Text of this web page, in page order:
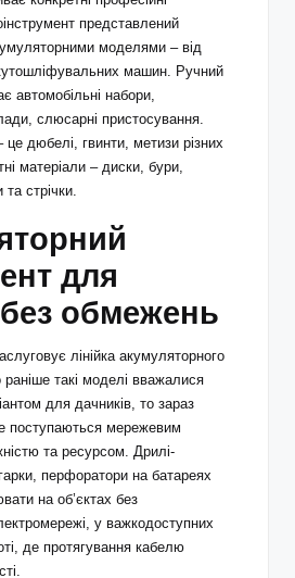
представлений
моделями – від
машин. Ручний
автомобільні набори,
слюсарні пристосування.
це дюбелі, гвинти, метизи різних
матеріали – диски, бури,
стрічки.
для
обмежень
лінійка акумуляторного
такі моделі вважалися
для дачників, то зараз
поступаються мережевим
та ресурсом. Дрилі-
перфоратори на батареях
на об’єктах без
у важкодоступних
де протягування кабелю